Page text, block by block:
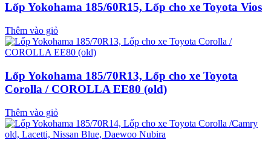
Lốp Yokohama 185/60R15, Lốp cho xe Toyota Vios
Thêm vào giỏ
Lốp Yokohama 185/70R13, Lốp cho xe Toyota
Corolla / COROLLA EE80 (old)
Thêm vào giỏ